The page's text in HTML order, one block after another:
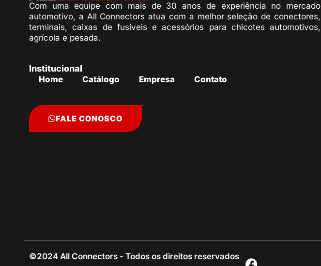
Com uma equipe com mais de 30 anos de experiência no mercado
automotivo, a All Connectors atua com a melhor seleção de conectores,
terminais, caixas de fusíveis e acessórios para chicotes automotivos,
agrícola e pesada.
Institucional
Home Catálogo Empresa Contato
FALE CONOSCO
©2024 All Connectors - Todos os direitos reservados